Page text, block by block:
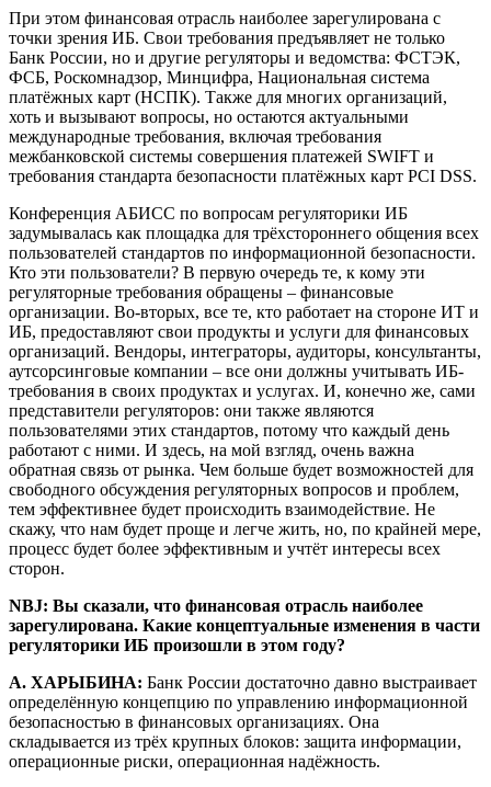
При этом финансовая отрасль наиболее зарегулирована с
точки зрения ИБ. Свои требования предъявляет не только
Банк России, но и другие регуляторы и ведомства: ФСТЭК,
ФСБ, Роскомнадзор, Минцифра, Национальная система
платёжных карт (НСПК). Также для многих организаций,
хоть и вызывают вопросы, но остаются актуальными
международные требования, включая требования
межбанковской системы совершения платежей SWIFT и
требования стандарта безопасности платёжных карт PCI DSS.
Конференция АБИСС по вопросам регуляторики ИБ
задумывалась как площадка для трёхстороннего общения всех
пользователей стандартов по информационной безопасности.
Кто эти пользователи? В первую очередь те, к кому эти
регуляторные требования обращены – финансовые
организации. Во-вторых, все те, кто работает на стороне ИТ и
ИБ, предоставляют свои продукты и услуги для финансовых
организаций. Вендоры, интеграторы, аудиторы, консультанты,
аутсорсинговые компании – все они должны учитывать ИБ-
требования в своих продуктах и услугах. И, конечно же, сами
представители регуляторов: они также являются
пользователями этих стандартов, потому что каждый день
работают с ними. И здесь, на мой взгляд, очень важна
обратная связь от рынка. Чем больше будет возможностей для
свободного обсуждения регуляторных вопросов и проблем,
тем эффективнее будет происходить взаимодействие. Не
скажу, что нам будет проще и легче жить, но, по крайней мере,
процесс будет более эффективным и учтёт интересы всех
сторон.
NBJ: Вы сказали, что финансовая отрасль наиболее
зарегулирована. Какие концептуальные изменения в части
регуляторики ИБ произошли в этом году?
А. ХАРЫБИНА: Банк России достаточно давно выстраивает
определённую концепцию по управлению информационной
безопасностью в финансовых организациях. Она
складывается из трёх крупных блоков: защита информации,
операционные риски, операционная надёжность.